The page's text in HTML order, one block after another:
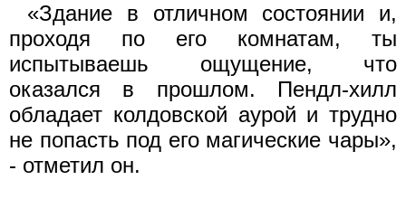
«Здание в отличном состоянии и,
проходя по его комнатам, ты
испытываешь ощущение, что
оказался в прошлом. Пендл-хилл
обладает колдовской аурой и трудно
не попасть под его магические чары»,
- отметил он.